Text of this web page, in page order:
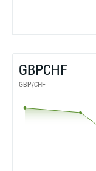
GBPCHF
GBP/CHF